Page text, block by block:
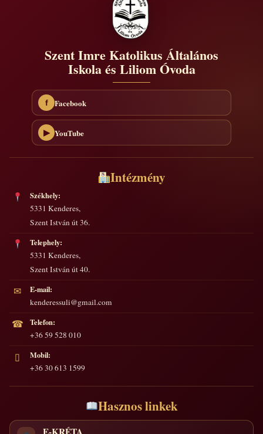
Szent Imre Katolikus Általános
Iskola és Liliom Óvoda
f Facebook
▶ YouTube
Intézmény
Székhely:
5331 Kenderes,
Szent István út 36.
Telephely:
5331 Kenderes,
Szent István út 40.
✉
E-mail:
kenderessuli@gmail.com
☎
Telefon:
+36 59 528 010
▯
Mobil:
+36 30 613 1599
Hasznos linkek